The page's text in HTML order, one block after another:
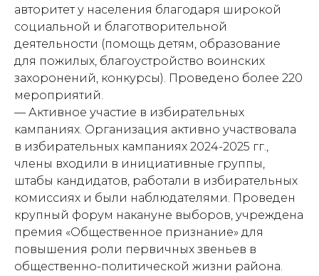
авторитет у населения благодаря широкой
социальной и благотворительной
деятельности (помощь детям, образование
для пожилых, благоустройство воинских
захоронений, конкурсы). Проведено более 220
мероприятий.
— Активное участие в избирательных
кампаниях. Организация активно участвовала
в избирательных кампаниях 2024-2025 гг.,
члены входили в инициативные группы,
штабы кандидатов, работали в избирательных
комиссиях и были наблюдателями. Проведен
крупный форум накануне выборов, учреждена
премия «Общественное признание» для
повышения роли первичных звеньев в
общественно-политической жизни района.